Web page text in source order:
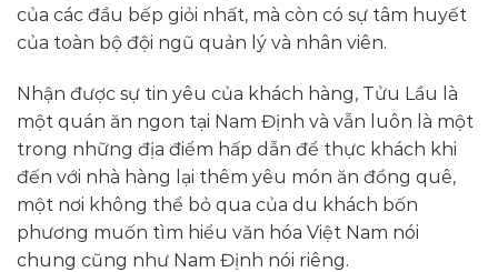
của các đầu bếp giỏi nhất, mà còn có sự tâm huyết
của toàn bộ đội ngũ quản lý và nhân viên.
Nhận được sự tin yêu của khách hàng, Tửu Lầu là
một quán ăn ngon tại Nam Định và vẫn luôn là một
trong những địa điểm hấp dẫn để thực khách khi
đến với nhà hàng lại thêm yêu món ăn đồng quê,
một nơi không thể bỏ qua của du khách bốn
phương muốn tìm hiểu văn hóa Việt Nam nói
chung cũng như Nam Định nói riêng.